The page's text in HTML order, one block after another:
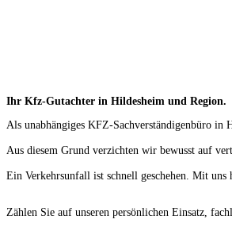
Ihr Kfz-Gutachter in Hildesheim und Region.
Als unabhängiges KFZ-Sachverständigenbüro in
Aus diesem Grund verzichten wir bewusst auf
Ein Verkehrsunfall ist schnell geschehen. Mit uns
Zählen Sie auf unseren persönlichen Einsatz,